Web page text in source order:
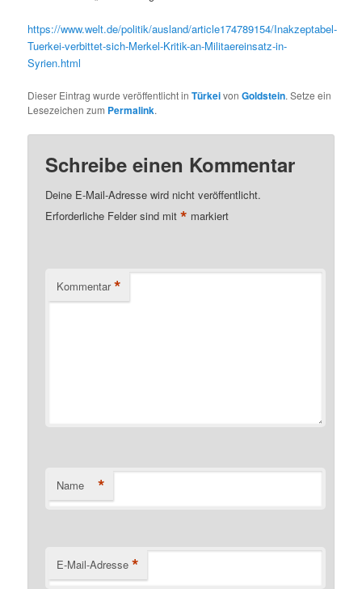
https://www.welt.de/politik/ausland/article174789154/Inakzeptabel-
Tuerkei-verbittet-sich-Merkel-Kritik-an-Militaereinsatz-in-
Syrien.html
Dieser Eintrag wurde veröffentlicht inTürkeivonGoldstein. Setze ein
Lesezeichen zum Permalink.
Schreibe einen Kommentar
Deine E-Mail-Adresse wird nicht veröffentlicht.
Erforderliche Felder sind mit* markiert
Kommentar *
Name *
E-Mail-Adresse *